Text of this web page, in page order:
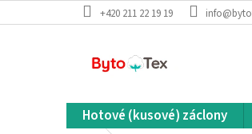
na
+420 211 22 19 19
Hotové (kusové) záclony